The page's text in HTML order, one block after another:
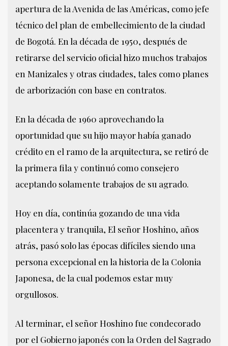
apertura de la Avenida de las Américas, como jefe
técnico del plan de embellecimiento de la ciudad
de Bogotá. En la década de 1950, después de
retirarse del servicio oficial hizo muchos trabajos
en Manizales y otras ciudades, tales como planes
de arborización con base en contratos.
En la década de 1960 aprovechando la
oportunidad que su hijo mayor había ganado
crédito en el ramo de la arquitectura, se retiró de
la primera fila y continuó como consejero
aceptando solamente trabajos de su agrado.
Hoy en día, continúa gozando de una vida
placentera y tranquila, El señor Hoshino, años
atrás, pasó solo las épocas difíciles siendo una
persona excepcional en la historia de la Colonia
Japonesa, de la cual podemos estar muy
orgullosos.
Al terminar, el señor Hoshino fue condecorado
por el Gobierno japonés con la Orden del Sagrado